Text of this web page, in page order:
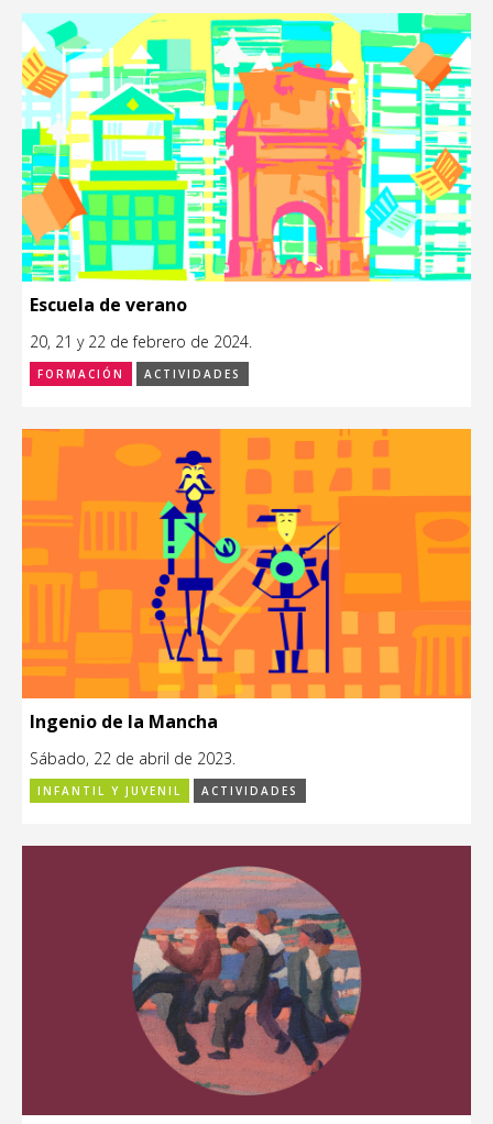
Escuela de verano
20, 21 y 22 de febrero de 2024.
FORMACIÓN ACTIVIDADES
Ingenio de la Mancha
Sábado, 22 de abril de 2023.
INFANTIL Y JUVENIL ACTIVIDADES